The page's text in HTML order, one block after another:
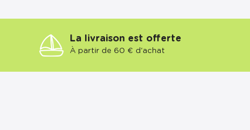
La livraison est offerte
À partir de 60 € d'achat